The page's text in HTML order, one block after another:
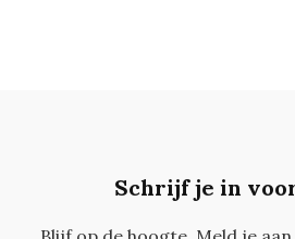
Schrijf je in